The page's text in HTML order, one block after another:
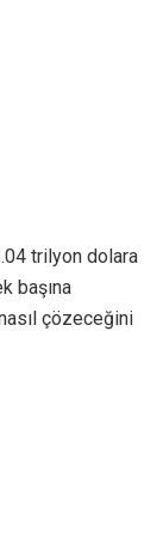
trilyon dolara
başına
çözeceğini